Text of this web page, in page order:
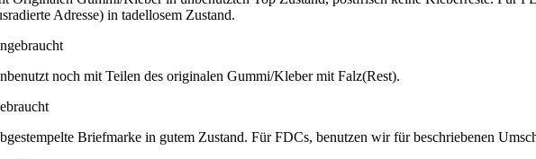
Adresse) in tadellosem Zustand.
noch mit Teilen des originalen Gummi/Kleber mit Falz(Rest).
Briefmarke in gutem Zustand. Für FDCs, benutzen wir für beschriebenen